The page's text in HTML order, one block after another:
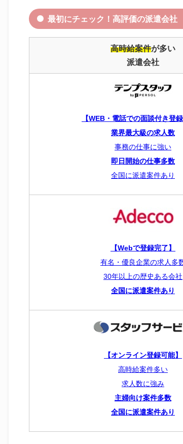
最初にチェック！高評価の派遣会社
高時給案件が多い
派遣会社
【WEB・電話での面談付き登録
業界最大級の求人数
事務の仕事に強い
即日開始の仕事多数
全国に派遣案件あり
【Webで登録完了】
有名・優良企業の求人多
30年以上の歴史ある会社
全国に派遣案件あり
【オンライン登録可能】
高時給案件多い
求人数に強み
主婦向け案件多数
全国に派遣案件あり